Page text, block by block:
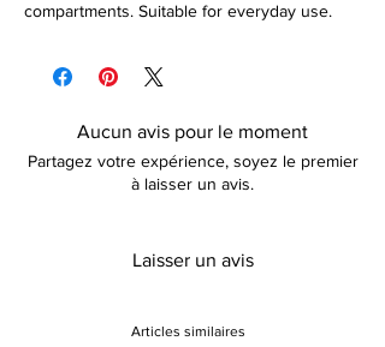
compartments. Suitable for everyday use.
Aucun avis pour le moment
Partagez votre expérience, soyez le premier
à laisser un avis.
Laisser un avis
Articles similaires